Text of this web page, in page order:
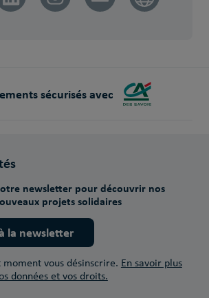
sécurisés avec
newsletter pour découvrir nos
projets solidaires
la newsletter
moment vous désinscrire. En savoir plus
données et vos droits.